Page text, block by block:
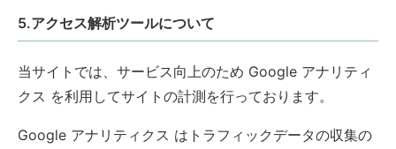
5.アクセス解析ツールについて
当サイトでは、サービス向上のため Google アナリティ
クス を利用してサイトの計測を行っております。
Google アナリティクス はトラフィックデータの収集の